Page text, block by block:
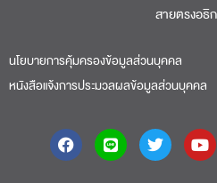
สายตรงอธิ
นโยบายการคุ้มครองข้อมูลส่วนบุคคล
หนังสือแจ้งการประมวลผลข้อมูลส่วนบุคคล